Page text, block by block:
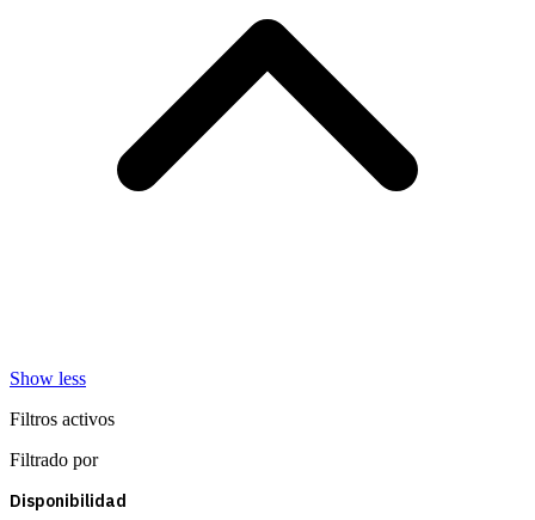
Show less
Filtros activos
Filtrado por
Disponibilidad